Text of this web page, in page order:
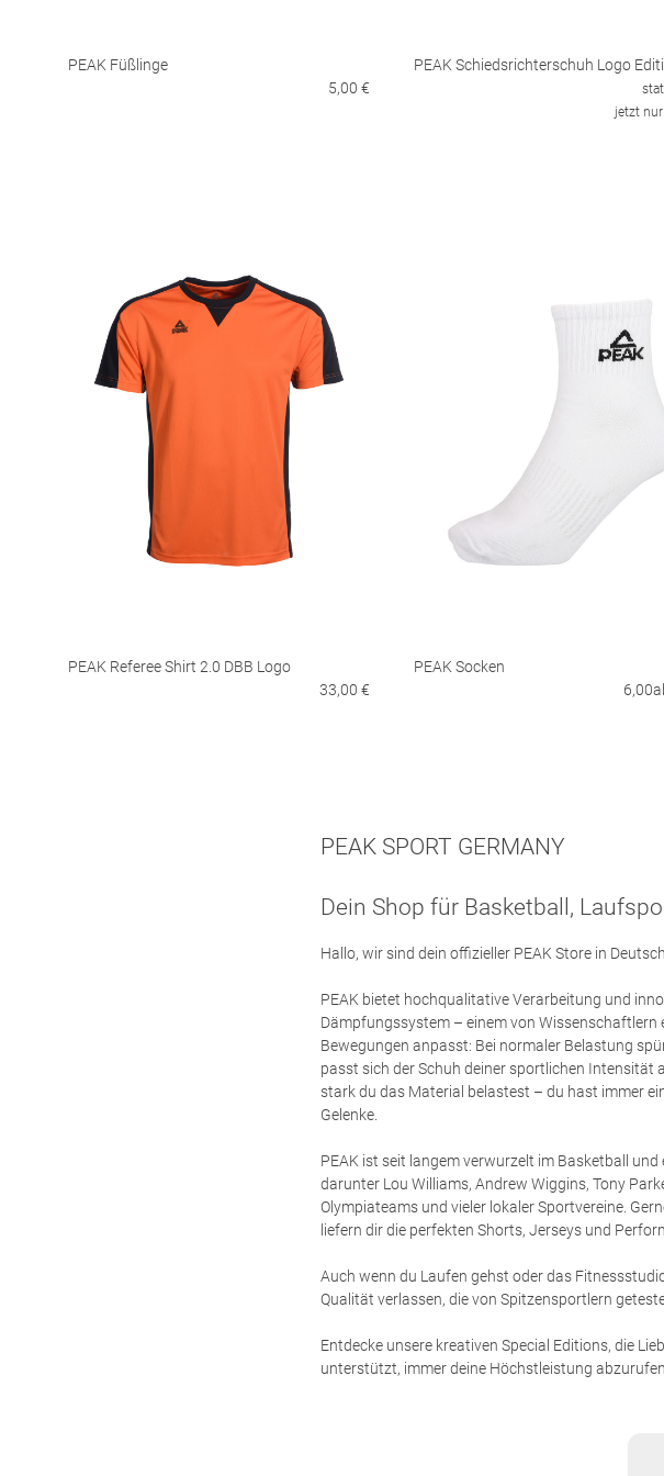
PEAK Füßlinge
5,00 €
PEAK Schiedsrichterschuh Logo
jetzt nur
PEAK Referee Shirt 2.0 DBB Logo
33,00 €
PEAK Socken
PEAK SPORT GERMANY
Dein Shop für Basketball,
Hallo, wir sind dein offizieller PEAK Store in
PEAK bietet hochqualitative Verarbeitung und
Dämpfungssystem – einem von Wissenschaftlern
Bewegungen anpasst: Bei normaler Belastung
passt sich der Schuh deiner sportlichen Intensität
stark du das Material belastest – du hast immer
Gelenke.
PEAK ist seit langem verwurzelt im Basketball
darunter Lou Williams, Andrew Wiggins, Tony
Olympiateams und vieler lokaler Sportvereine.
liefern dir die perfekten Shorts, Jerseys und
Auch wenn du Laufen gehst oder das
Qualität verlassen, die von Spitzensportlern
Entdecke unsere kreativen Special Editions, die
unterstützt, immer deine Höchstleistung abzurufen.